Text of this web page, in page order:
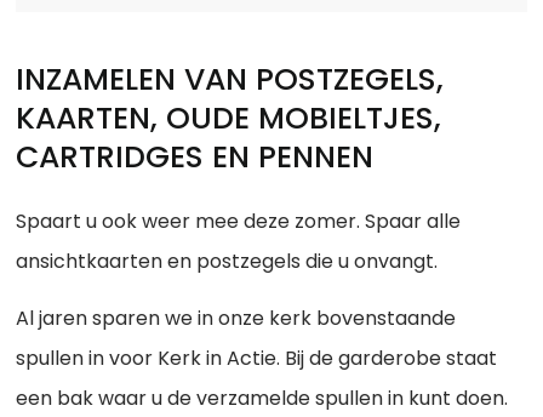
INZAMELEN VAN POSTZEGELS,
KAARTEN, OUDE MOBIELTJES,
CARTRIDGES EN PENNEN
Spaart u ook weer mee deze zomer. Spaar alle
ansichtkaarten en postzegels die u onvangt.
Al jaren sparen we in onze kerk bovenstaande
spullen in voor Kerk in Actie. Bij de garderobe staat
een bak waar u de verzamelde spullen in kunt doen.